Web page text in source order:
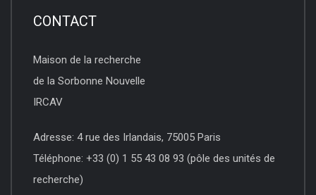
CONTACT
Maison de la recherche
de la Sorbonne Nouvelle
IRCAV
Adresse: 4 rue des Irlandais, 75005 Paris
Téléphone: +33 (0) 1 55 43 08 93 (pôle des unités de
recherche)